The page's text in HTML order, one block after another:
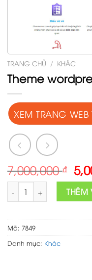
TRANG CHỦ / KHÁC
Theme
XEM TRANG WEB
7,000,000₫
Theme wordpress võ
Mã: 7849
Danh mục: Khác